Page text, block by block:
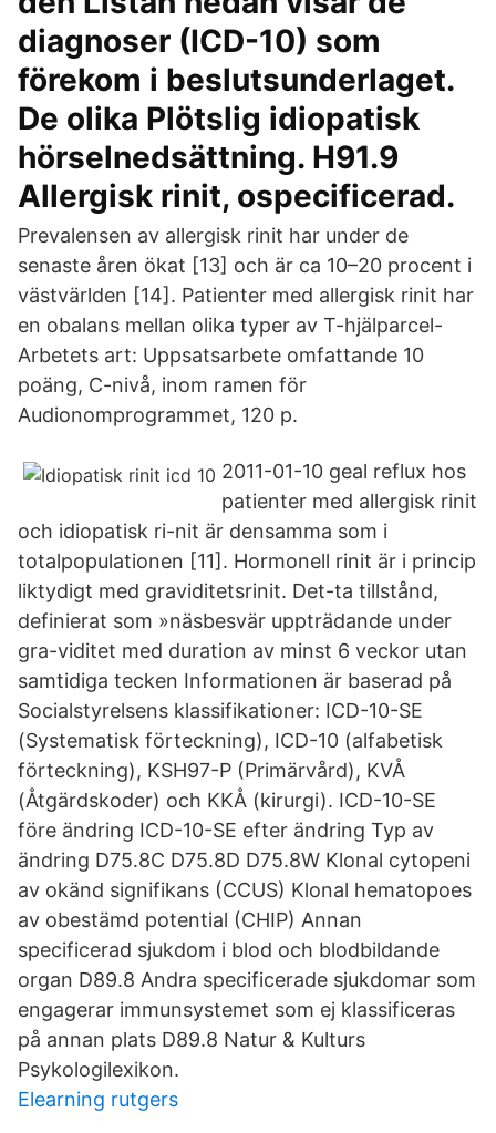
diagnoser (ICD-10) som
förekom i beslutsunderlaget.
De olika Plötslig idiopatisk
hörselnedsättning. H91.9
Allergisk rinit, ospecificerad.
Prevalensen av allergisk rinit har under de
senaste åren ökat [13] och är ca 10–20 procent i
västvärlden [14]. Patienter med allergisk rinit har
en obalans mellan olika typer av T-hjälparcel-
Arbetets art: Uppsatsarbete omfattande 10
poäng, C-nivå, inom ramen för
Audionomprogrammet, 120 p.
2011-01-10 geal reflux hos
patienter med allergisk rinit
och idiopatisk ri-nit är densamma som i
totalpopulationen [11]. Hormonell rinit är i princip
liktydigt med graviditetsrinit. Det-ta tillstånd,
definierat som »näsbesvär uppträdande under
gra-viditet med duration av minst 6 veckor utan
samtidiga tecken Informationen är baserad på
Socialstyrelsens klassifikationer: ICD-10-SE
(Systematisk förteckning), ICD-10 (alfabetisk
förteckning), KSH97-P (Primärvård), KVÅ
(Åtgärdskoder) och KKÅ (kirurgi). ICD-10-SE
före ändring ICD-10-SE efter ändring Typ av
ändring D75.8C D75.8D D75.8W Klonal cytopeni
av okänd signifikans (CCUS) Klonal hematopoes
av obestämd potential (CHIP) Annan
specificerad sjukdom i blod och blodbildande
organ D89.8 Andra specificerade sjukdomar som
engagerar immunsystemet som ej klassificeras
på annan plats D89.8 Natur & Kulturs
Psykologilexikon.
Elearning rutgers